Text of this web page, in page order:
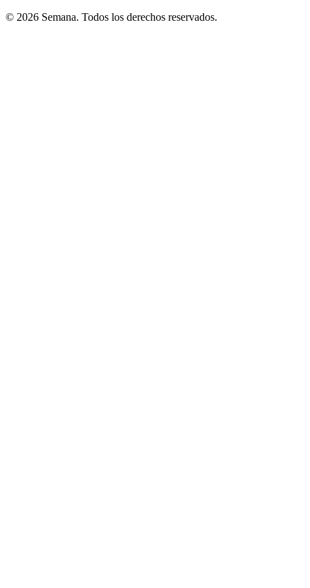
© 2026 Semana. Todos los derechos reservados.